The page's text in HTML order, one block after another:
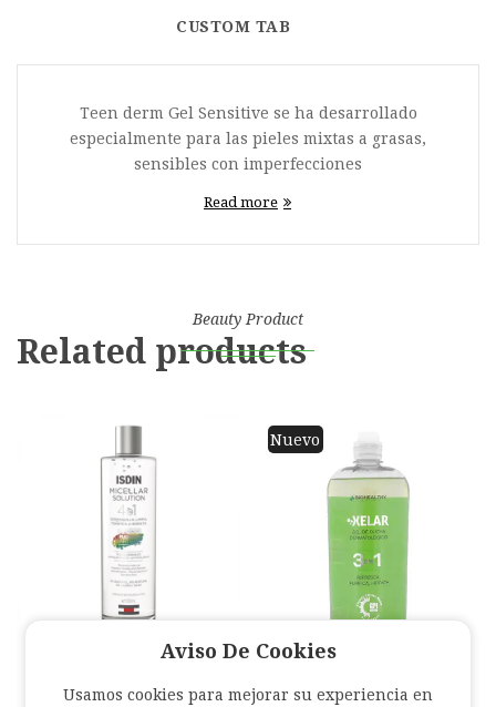
CUSTOM TAB
Teen derm Gel Sensitive se ha desarrollado
especialmente para las pieles mixtas a grasas,
sensibles con imperfecciones
Read more
Beauty Product
Related products
Isdin Micellar 4 En 1
Nuevo
Aviso De Cookies
Usamos cookies para mejorar su experiencia en